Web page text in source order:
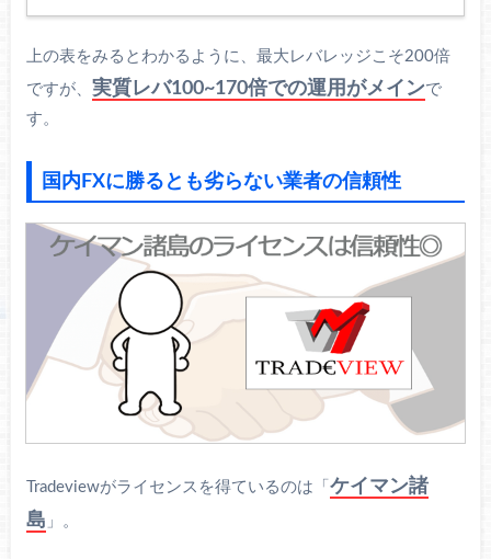
上の表をみるとわかるように、最大レバレッジこそ200倍
ですが、 実質レバ100~170倍での運用がメインで
す。
国内FXに勝るとも劣らない業者の信頼性
Tradeviewがライセンスを得ているのは「 ケイマン諸
島 」。